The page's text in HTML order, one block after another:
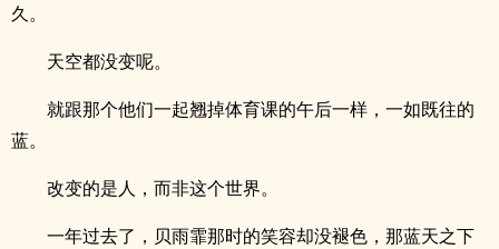
久。
天空都没变呢。
就跟那个他们一起翘掉体育课的午后一样，一如既往的
蓝。
改变的是人，而非这个世界。
一年过去了，贝雨霏那时的笑容却没褪色，那蓝天之下